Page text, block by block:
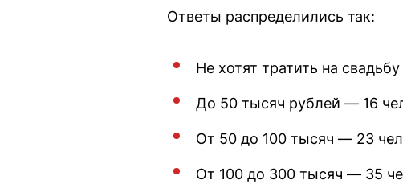
Ответы распределились так:
Не хотят тратить на
До 50 тысяч рублей — 16
От 50 до 100 тысяч — 23
От 100 до 300 тысяч — 35